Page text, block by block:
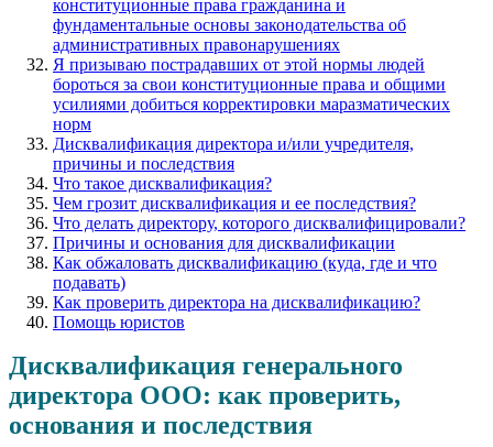
конституционные права гражданина и
фундаментальные основы законодательства об
административных правонарушениях
Я призываю пострадавших от этой нормы людей
бороться за свои конституционные права и общими
усилиями добиться корректировки маразматических
норм
Дисквалификация директора и/или учредителя,
причины и последствия
Что такое дисквалификация?
Чем грозит дисквалификация и ее последствия?
Что делать директору, которого дисквалифицировали?
Причины и основания для дисквалификации
Как обжаловать дисквалификацию (куда, где и что
подавать)
Как проверить директора на дисквалификацию?
Помощь юристов
Дисквалификация генерального
директора ООО: как проверить,
основания и последствия